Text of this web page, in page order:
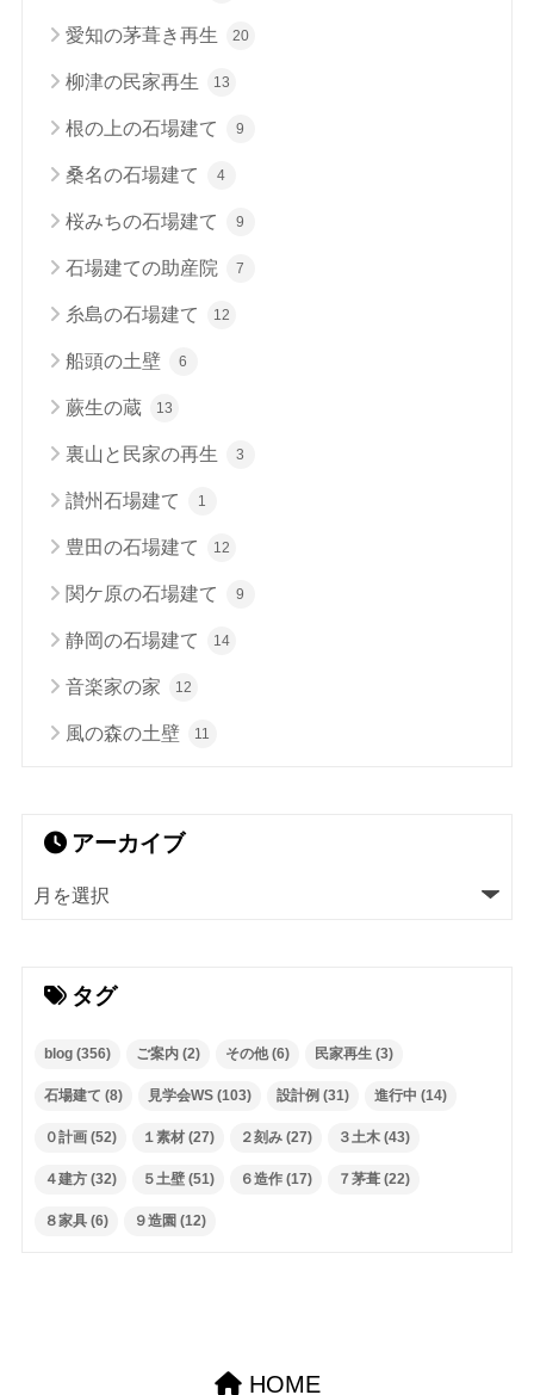
愛知の茅葺き再生 20
柳津の民家再生 13
根の上の石場建て 9
桑名の石場建て 4
桜みちの石場建て 9
石場建ての助産院 7
糸島の石場建て 12
船頭の土壁 6
蕨生の蔵 13
裏山と民家の再生 3
讃州石場建て 1
豊田の石場建て 12
関ケ原の石場建て 9
静岡の石場建て 14
音楽家の家 12
風の森の土壁 11
アーカイブ
タグ
blog(356) ご案内(2) その他(6) 民家再生(3)
石場建て (8) 見学会WS(103) 設計例 (31) 進行中 (14)
０計画(52) １素材(27) ２刻み(27) ３土木(43)
４建方(32) ５土壁(51) ６造作(17) ７茅葺(22)
８家具(6) ９造園 (12)
HOME